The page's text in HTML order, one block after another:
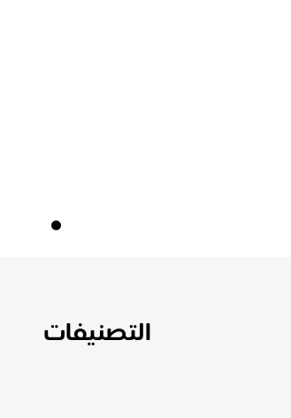
التصنيفات